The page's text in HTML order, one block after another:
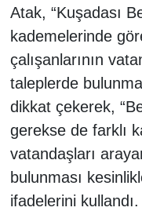
Atak, “Kuşadası
kademelerinde
çalışanlarının
taleplerde
dikkat çekerek,
gerekse de farklı
vatandaşları
bulunması
ifadelerini kullandı.